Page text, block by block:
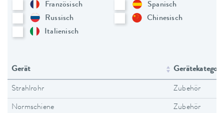
Französisch
Spanisch
Russisch
Chinesisch
Italienisch
Gerät
Strahlrohr Zubehör
Normschiene Zubehör